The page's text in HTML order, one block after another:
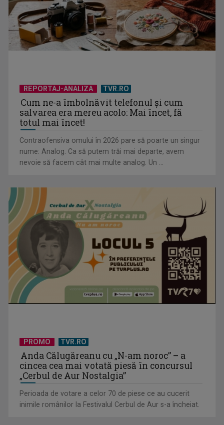
de alcool, ...
Serialul „Toate pânzele sus!” ne umple duminicile de
aventură, la TVR 2
Piesa „Un actor grăbit” a Laurei Stoica – prima în topul
preferinţelor ...
Cum ne-a îmbolnăvit telefonul și cum
salvarea era mereu acolo: Mai încet, fă
totul mai încet!
Contraofensiva omului în 2026 pare să poarte un singur
nume: Analog. Ca să putem trăi mai departe, avem
nevoie să facem cât mai multe analog. Un ...
Anda Călugăreanu cu „N-am noroc” – a
cincea cea mai votată piesă în concursul
„Cerbul de Aur Nostalgia”
Perioada de votare a celor 70 de piese ce au cucerit
inimile românilor la Festivalul Cerbul de Aur s-a încheiat.